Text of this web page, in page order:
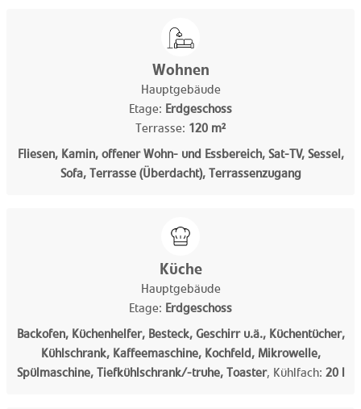
Wohnen
Hauptgebäude
Etage: Erdgeschoss
Terrasse: 120 m²
Fliesen, Kamin, offener Wohn- und Essbereich, Sat-TV, Sessel,
Sofa, Terrasse (Überdacht), Terrassenzugang
Küche
Hauptgebäude
Etage: Erdgeschoss
Backofen, Küchenhelfer, Besteck, Geschirr u.ä., Küchentücher,
Kühlschrank, Kaffeemaschine, Kochfeld, Mikrowelle,
Spülmaschine, Tiefkühlschrank/-truhe, Toaster, Kühlfach: 20 l